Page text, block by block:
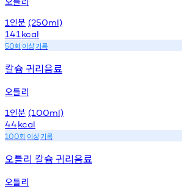
1 인분 (250ml)
141 kcal
50회 이상기록
칼슘 귀리음료
오틀리
1 인분 (100ml)
44kcal
100회 이상기록
오틀리 칼슘 귀리음료
오틀리